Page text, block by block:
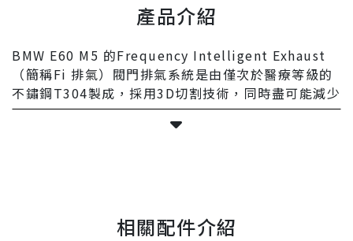
產品介紹
BMW E60 M5 的Frequency Intelligent Exhaust
（簡稱Fi 排氣）閥門排氣系統是由僅次於醫療等級的
不鏽鋼T304製成，採用3D切割技術，同時盡可能減少
焊點，焊接則採用純手工 TIG 焊接工藝製作，已達到
高品質的的焊接強度與獨特的紋路。
中尾段排氣系統還可以選用多種顏色或材質的尾飾管
相關配件介紹